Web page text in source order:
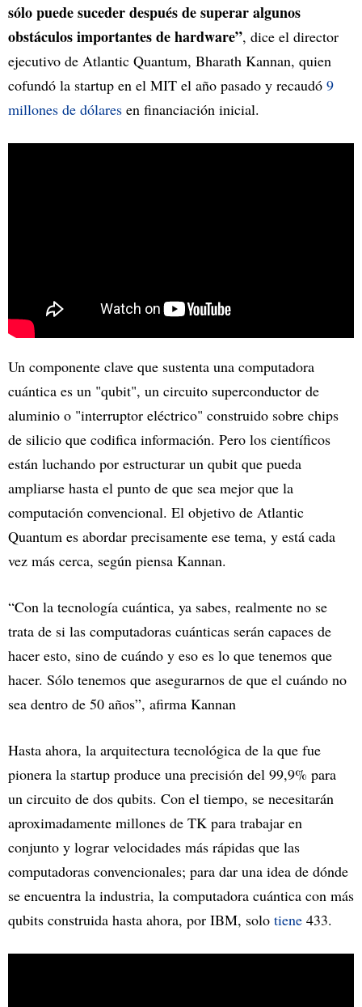
sólo puede suceder después de superar algunos
obstáculos importantes de hardware”, dice el director
ejecutivo de Atlantic Quantum, Bharath Kannan, quien
cofundó la startup en el MIT el año pasado y recaudó 9
millones de dólares en financiación inicial.
Un componente clave que sustenta una computadora
cuántica es un "qubit", un circuito superconductor de
aluminio o "interruptor eléctrico" construido sobre chips
de silicio que codifica información. Pero los científicos
están luchando por estructurar un qubit que pueda
ampliarse hasta el punto de que sea mejor que la
computación convencional. El objetivo de Atlantic
Quantum es abordar precisamente ese tema, y está cada
vez más cerca, según piensa Kannan.
“Con la tecnología cuántica, ya sabes, realmente no se
trata de si las computadoras cuánticas serán capaces de
hacer esto, sino de cuándo y eso es lo que tenemos que
hacer. Sólo tenemos que asegurarnos de que el cuándo no
sea dentro de 50 años”, afirma Kannan
Hasta ahora, la arquitectura tecnológica de la que fue
pionera la startup produce una precisión del 99,9% para
un circuito de dos qubits. Con el tiempo, se necesitarán
aproximadamente millones de TK para trabajar en
conjunto y lograr velocidades más rápidas que las
computadoras convencionales; para dar una idea de dónde
se encuentra la industria, la computadora cuántica con más
qubits construida hasta ahora, por IBM, solo tiene 433.